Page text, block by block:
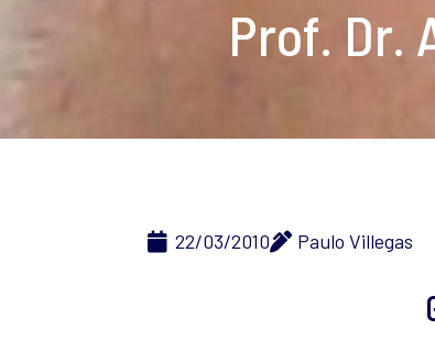
Prof. Dr.
22/03/2010 Paulo Villegas